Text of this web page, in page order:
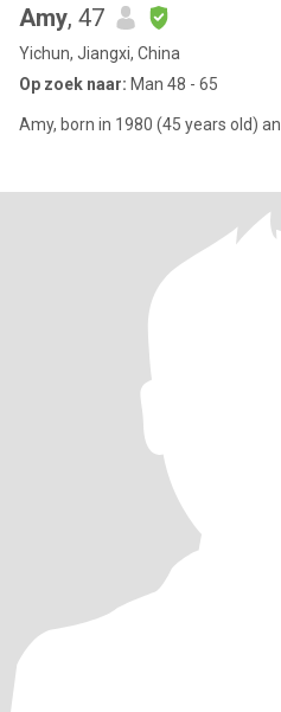
Amy, 47
Yichun, Jiangxi, China
Op zoek naar: Man 48 - 65
Amy, born in 1980 (45 years old)